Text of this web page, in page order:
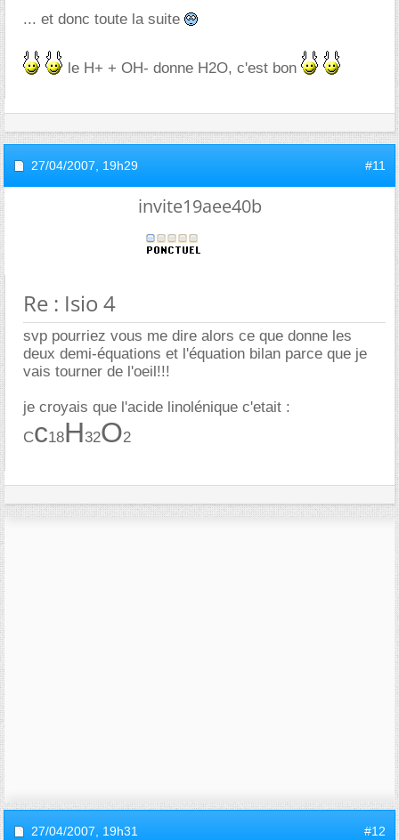
... et donc toute la suite
le H+ + OH- donne H2O, c'est bon
27/04/2007, 19h29 #11
invite19aee40b
Re : Isio 4
svp pourriez vous me dire alors ce que donne les
deux demi-équations et l'équation bilan parce que je
vais tourner de l'oeil!!!
je croyais que l'acide linolénique c'etait :
Cc18H32O2
27/04/2007, 19h31 #12